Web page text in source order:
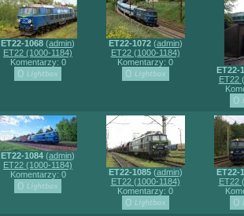
ET22-1068 (admin)
ET22 (1000-1184)
Komentarzy: 0
ET22-1072(admin)
ET22 (1000-1184)
Komentarzy: 0
ET22-
ET22
ET22-1084 (admin)
ET22 (1000-1184)
Komentarzy: 0
ET22-1085(admin)
ET22 (1000-1184)
Komentarzy: 0
ET22-
ET22